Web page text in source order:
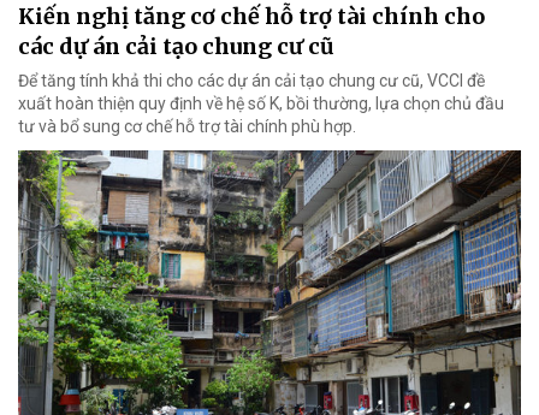
Kiến nghị tăng cơ chế hỗ trợ tài chính cho
các dự án cải tạo chung cư cũ
Để tăng tính khả thi cho các dự án cải tạo chung cư cũ, VCCI đề
xuất hoàn thiện quy định về hệ số K, bồi thường, lựa chọn chủ đầu
tư và bổ sung cơ chế hỗ trợ tài chính phù hợp.